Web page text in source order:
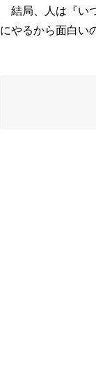
結局、人は『い
にやるから面白い